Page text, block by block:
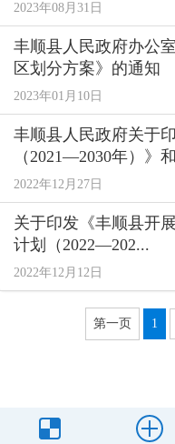
2023年08月31日
丰顺县人民政府办公
区划分方案》的通知
2023年01月10日
丰顺县人民政府关于
（2021—2030年）》
2022年12月27日
关于印发《丰顺县开
计划（2022—202...
2022年12月12日
第一页 1
主办单位